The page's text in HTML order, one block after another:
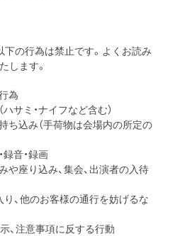
下の行為は禁止です。よくお読み
します。
為
サミ・ナイフなど含む）
ち込み（手荷物は会場内の所定の
音・録画
や座り込み、集会、出演者の入待
り、他のお客様の通行を妨げるな
、注意事項に反する行動